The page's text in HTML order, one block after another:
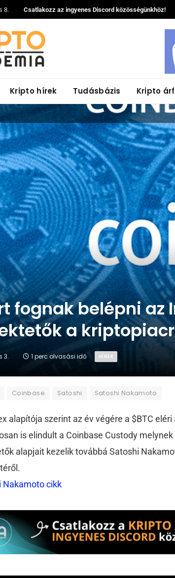
8. Csatlakozz az ingyenes Discord közösségünkhöz!
Kripto hírek Tudásbázis Kripto
fognak belépni az
a
3. 1 perc olvasási idő HÍREK
Coinbase Satoshi Satoshi Nakamoto
alapítója szerint az év végére a $BTC
is elindult a Coinbase Custody
alapjait kezelik továbbá Satoshi
Nakamoto cikk